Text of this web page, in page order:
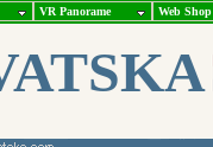
VR Panorame Web Shop